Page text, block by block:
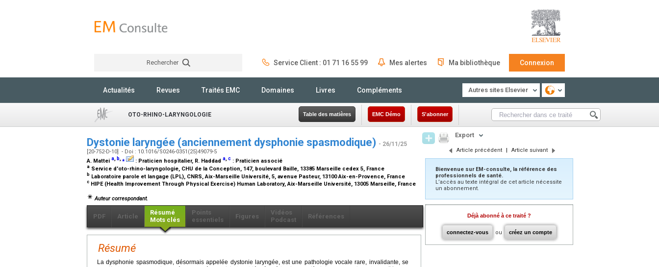
Rechercher Service Client : 01 71 16 55 99 Mes alertes Ma bibliothèque Connexion
Actualités Revues Traités EMC Domaines Livres Compléments Autres sites Elsevier
OTO-RHINO-LARYNGOLOGIE Table des matières EMC Démo S'abonner
Dystonie laryngée (anciennement dysphonie spasmodique) - 26/11/25
[20-752-D-10] - Doi : 10.1016/S0246-0351(25)49079-5
A. Mattei a, b,⁎ : Praticien hospitalier, R. Haddad a,c : Praticien associé
a Service d'oto-rhino-laryngologie, CHU de la Conception, 147, boulevard Baille, 13385 Marseille cedex 5, France
b Laboratoire parole et langage (LPL), CNRS, Aix-Marseille Université, 5, avenue Pasteur, 13100 Aix-en-Provence, France
c HIPE (Health Improvement Through Physical Exercise) Human Laboratory, Aix-Marseille Université, 13005 Marseille, France
Auteur correspondant.
PDF Article
Résumé
Mots clés
Points
essentiels
Figures
Vidéos
Podcast
Références
Résumé
La dysphonie spasmodique, désormais appelée dystonie laryngée, est une pathologie vocale rare, invalidante, se
Export
Article précédent | Article suivant
Bienvenue sur EM-consulte, la référence des
professionnels de santé.
L’accès au texte intégral de cet article nécessite
un abonnement.
Déjà abonné à ce traité ?
connectez-vous ou créez un compte